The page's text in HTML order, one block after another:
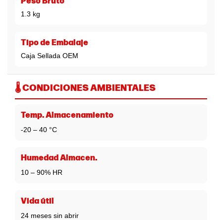
1.3 kg
Tipo de Embalaje
Caja Sellada OEM
🌡️ CONDICIONES AMBIENTALES
Temp. Almacenamiento
-20 – 40 °C
Humedad Almacen.
10 – 90% HR
Vida útil
24 meses sin abrir